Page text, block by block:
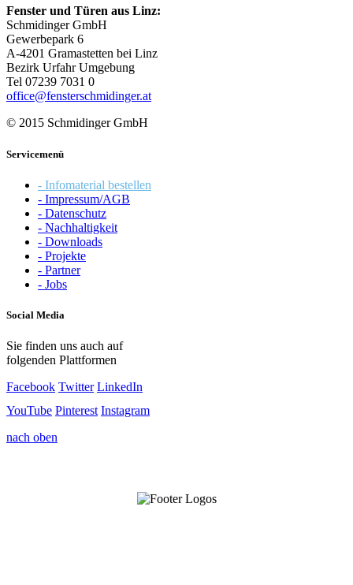
Fenster und Türen aus Linz:
Schmidinger GmbH
Gewerbepark 6
A-4201 Gramastetten bei Linz
Bezirk Urfahr Umgebung
Tel 07239 7031 0
office@fensterschmidinger.at
© 2015 Schmidinger GmbH
Servicemenü
- Infomaterial bestellen
- Impressum/AGB
- Datenschutz
- Nachhaltigkeit
- Downloads
- Projekte
- Partner
- Jobs
Social Media
Sie finden uns auch auf
folgenden Plattformen
Facebook Twitter LinkedIn
YouTube Pinterest Instagram
nach oben